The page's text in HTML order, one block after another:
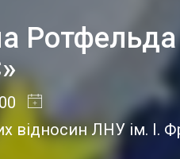
відносин ЛНУ ім. І.